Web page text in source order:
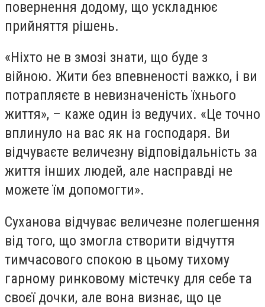
повернення додому, що ускладнює
прийняття рішень.
«Ніхто не в змозі знати, що буде з
війною. Жити без впевненості важко, і ви
потрапляєте в невизначеність їхнього
життя», – каже один із ведучих. «Це точно
вплинуло на вас як на господаря. Ви
відчуваєте величезну відповідальність за
життя інших людей, але насправді не
можете їм допомогти».
Суханова відчуває величезне полегшення
від того, що змогла створити відчуття
тимчасового спокою в цьому тихому
гарному ринковому містечку для себе та
своєї дочки, але вона визнає, що це